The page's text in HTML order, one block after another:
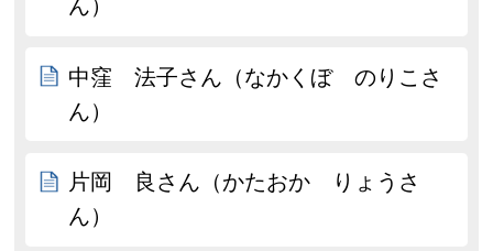
ん）
中窪 法子さん（なかくぼ のりこさ
ん）
片岡 良さん（かたおか りょうさ
ん）